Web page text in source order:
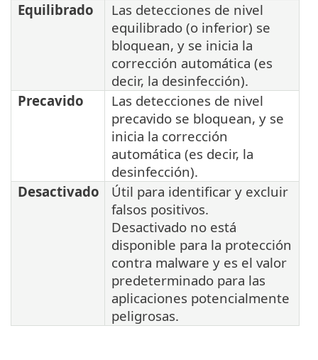
Equilibrado
Las detecciones de nivel
equilibrado (o inferior) se
bloquean, y se inicia la
corrección automática (es
decir, la desinfección).
Precavido
Las detecciones de nivel
precavido se bloquean, y se
inicia la corrección
automática (es decir, la
desinfección).
Desactivado
Útil para identificar y excluir
falsos positivos.
Desactivado no está
disponible para la protección
contra malware y es el valor
predeterminado para las
aplicaciones potencialmente
peligrosas.